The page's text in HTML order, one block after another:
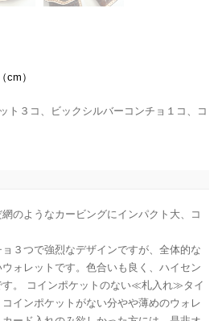
）
ト３コ、ビックシルバーコンチョ１コ、コ
のようなカービングにインパクト大、コ
３つで強烈なデザインですが、全体的な
ォレットです。色合いも良く、ハイセン
す。 コインポケットのない≪札入れ≫タイ
インポケットがない分やや薄めのウォレ